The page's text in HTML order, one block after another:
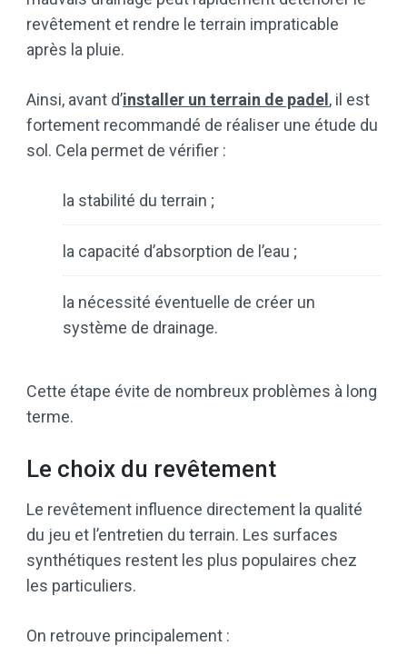
revêtement et rendre le terrain impraticable
après la pluie.
Ainsi, avant d’installer un terrain de padel , il est
fortement recommandé de réaliser une étude du
sol. Cela permet de vérifier :
la stabilité du terrain ;
la capacité d’absorption de l’eau ;
la nécessité éventuelle de créer un
système de drainage.
Cette étape évite de nombreux problèmes à long
terme.
Le choix du revêtement
Le revêtement influence directement la qualité
du jeu et l’entretien du terrain. Les surfaces
synthétiques restent les plus populaires chez
les particuliers.
On retrouve principalement :